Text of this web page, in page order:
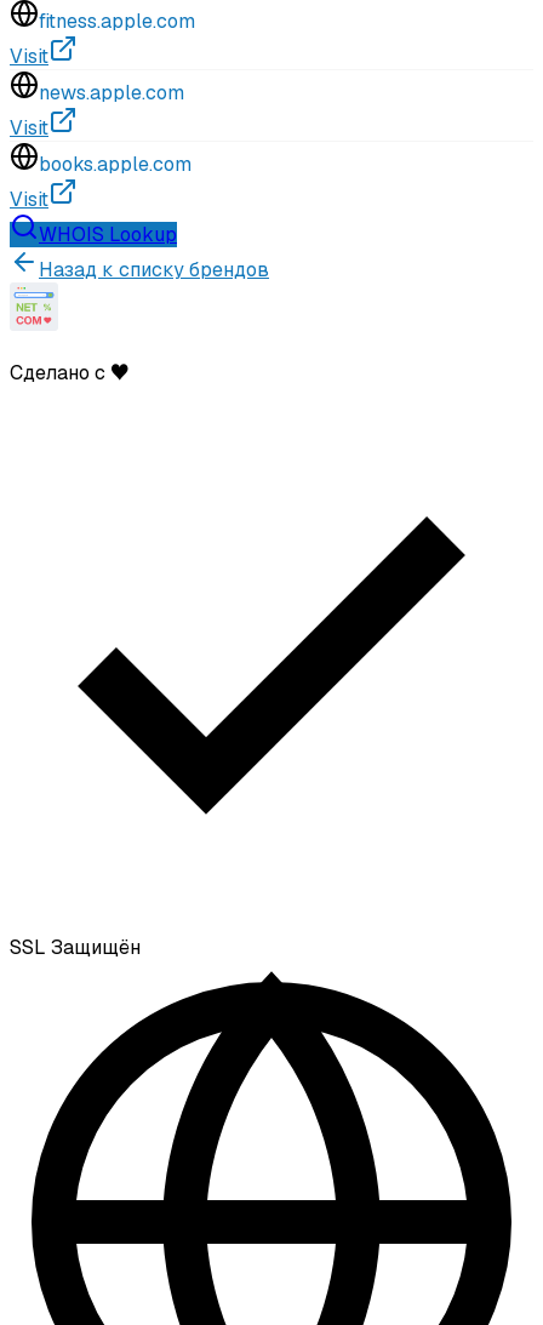
fitness.apple.com
Visit
news.apple.com
Visit
books.apple.com
Visit
WHOIS Lookup
Назад к списку брендов
Сделано с ♥
SSL Защищён